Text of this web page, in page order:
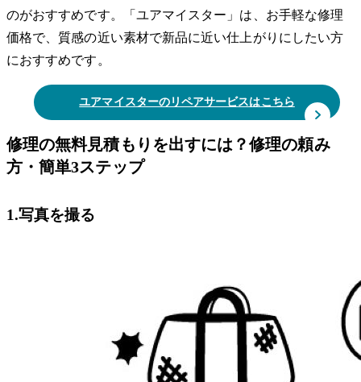
のがおすすめです。「ユアマイスター」は、お手軽な修理
価格で、質感の近い素材で新品に近い仕上がりにしたい方
におすすめです。
ユアマイスターのリペアサービスはこちら
修理の無料見積もりを出すには？修理の頼み
方・簡単3ステップ
1.写真を撮る